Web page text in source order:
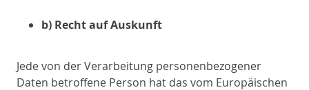
b) Recht auf Auskunft
Jede von der Verarbeitung personenbezogener
Daten betroffene Person hat das vom Europäischen